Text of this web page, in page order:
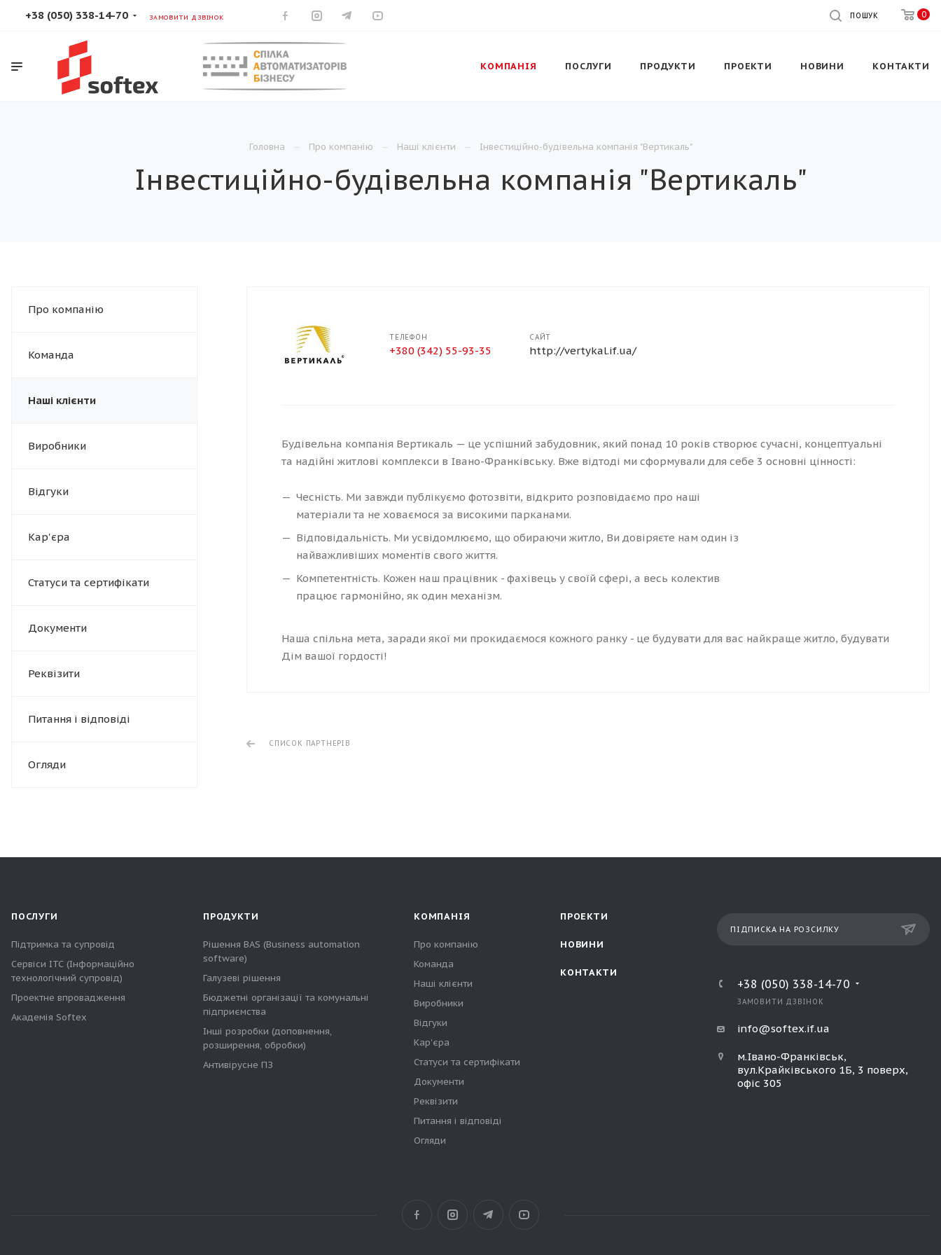
+38 (050) 338-14-70 ЗАМОВИТИ ДЗВІНОК 0
ПОШУК
КОМПАНІЯ ПОСЛУГИ ПРОДУКТИ ПРОЕКТИ НОВИНИ КОНТАКТИ
Головна Про компанію Наші клієнти Інвестиційно-будівельна компанія "Вертикаль"
Інвестиційно-будівельна компанія "Вертикаль"
Про компанію
Команда
Наші клієнти
Виробники
Відгуки
Кар'єра
Статуси та сертифікати
Документи
Реквізити
Питання і відповіді
Огляди
ТЕЛЕФОН
+380 (342) 55-93-35
САЙТ
http://vertykal.if.ua/
Будівельна компанія Вертикаль — це успішний забудовник, який понад 10 років створює сучасні, концептуальні
та надійні житлові комплекси в Івано-Франківську. Вже відтоді ми сформували для себе 3 основні цінності:
Чесність. Ми завжди публікуємо фотозвіти, відкрито розповідаємо про наші
матеріали та не ховаємося за високими парканами.
Відповідальність. Ми усвідомлюємо, що обираючи житло, Ви довіряєте нам один із
найважливіших моментів свого життя.
Компетентність. Кожен наш працівник - фахівець у своїй сфері, а весь колектив
працює гармонійно, як один механізм.
Наша спільна мета, заради якої ми прокидаємося кожного ранку - це будувати для вас найкраще житло, будувати
Дім вашої гордості!
СПИСОК ПАРТНЕРІВ
ПОСЛУГИ
Підтримка та супровід
Сервіси ІТС (Інформаційно
технологічний супровід)
Проектне впровадження
Академія Softex
ПРОДУКТИ
Рішення BAS (Business automation
software)
Галузеві рішення
Бюджетні організації та комунальні
підприємства
Інші розробки (доповнення,
розширення, обробки)
Антивірусне ПЗ
КОМПАНІЯ
Про компанію
Команда
Наші клієнти
Виробники
Відгуки
Кар'єра
Статуси та сертифікати
Документи
Реквізити
Питання і відповіді
Огляди
ПРОЕКТИ
НОВИНИ
КОНТАКТИ
ПІДПИСКА НА РОЗСИЛКУ
+38 (050) 338-14-70
ЗАМОВИТИ ДЗВІНОК
info@softex.if.ua
м.Івано-Франківськ,
вул.Крайківського 1Б, 3 поверх,
офіс 305